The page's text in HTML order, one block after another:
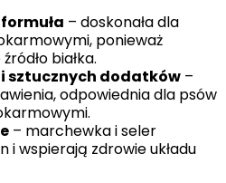
– doskonała dla
ponieważ
białka.
i sztucznych dodatków –
odpowiednia dla psów
– marchewka i seler
i wspierają zdrowie układu